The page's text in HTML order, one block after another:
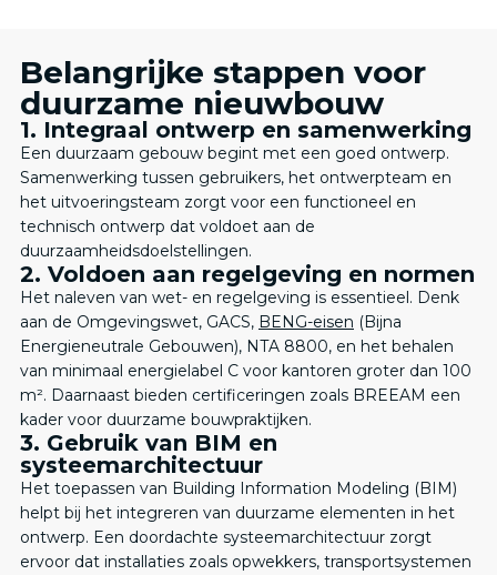
Belangrijke stappen voor
duurzame nieuwbouw
1. Integraal ontwerp en samenwerking
Een duurzaam gebouw begint met een goed ontwerp.
Samenwerking tussen gebruikers, het ontwerpteam en
het uitvoeringsteam zorgt voor een functioneel en
technisch ontwerp dat voldoet aan de
duurzaamheidsdoelstellingen.​
2. Voldoen aan regelgeving en normen
Het naleven van wet- en regelgeving is essentieel. Denk
aan de Omgevingswet, GACS, BENG-eisen (Bijna
Energieneutrale Gebouwen), NTA 8800, en het behalen
van minimaal energielabel C voor kantoren groter dan 100
m². Daarnaast bieden certificeringen zoals BREEAM een
kader voor duurzame bouwpraktijken.​
3. Gebruik van BIM en
systeemarchitectuur
Het toepassen van Building Information Modeling (BIM)
helpt bij het integreren van duurzame elementen in het
ontwerp. Een doordachte systeemarchitectuur zorgt
ervoor dat installaties zoals opwekkers, transportsystemen